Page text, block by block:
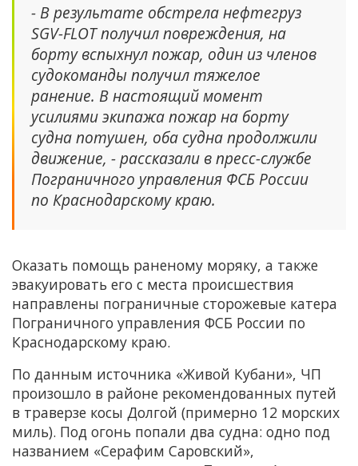
- В результате обстрела нефтегруз
SGV-FLOT получил повреждения, на
борту вспыхнул пожар, один из членов
судокоманды получил тяжелое
ранение. В настоящий момент
усилиями экипажа пожар на борту
судна потушен, оба судна продолжили
движение, - рассказали в пресс-службе
Пограничного управления ФСБ России
по Краснодарскому краю.
Оказать помощь раненому моряку, а также
эвакуировать его с места происшествия
направлены пограничные сторожевые катера
Пограничного управления ФСБ России по
Краснодарскому краю.
По данным источника «Живой Кубани», ЧП
произошло в районе рекомендованных путей
в траверзе косы Долгой (примерно 12 морских
миль). Под огонь попали два судна: одно под
названием «Серафим Саровский»,